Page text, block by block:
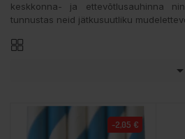
keskkonna- ja ettevõtlusauhinna
tunnustas neid jätkusuutliku

-2,05 €